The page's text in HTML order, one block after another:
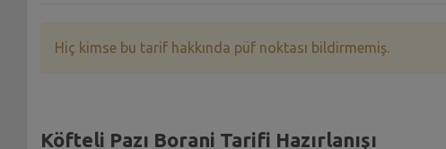
Hiç kimse bu tarif hakkında püf noktası bildirmemiş.
Köfteli Pazı Borani Tarifi Hazırlanışı